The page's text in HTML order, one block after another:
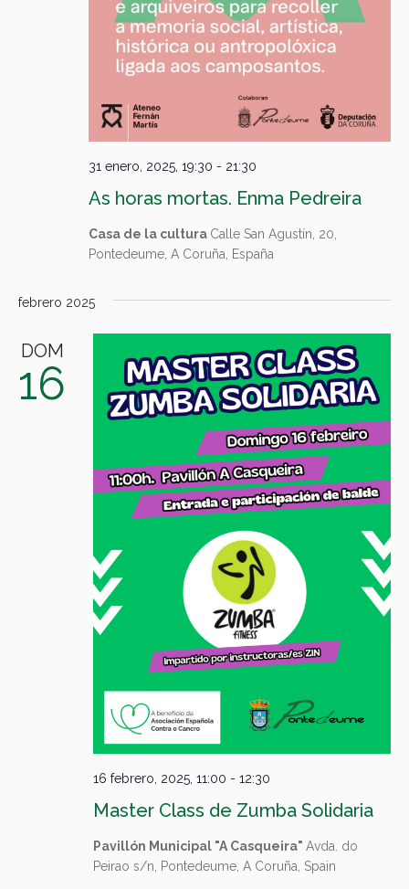
As horas mortas. Enma Pedreira
31 enero, 2025, 19:30 - 21:30
Casa de la cultura Calle San Agustín, 20,
Pontedeume, A Coruña, España
febrero 2025
DOM
16
Master Class de Zumba Solidaria
16 febrero, 2025, 11:00 - 12:30
Pavillón Municipal "A Casqueira" Avda. do
Peirao s/n, Pontedeume, A Coruña, Spain